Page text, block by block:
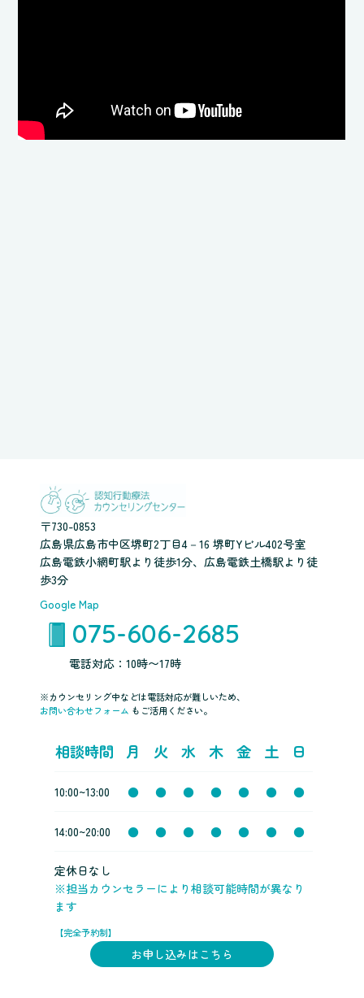
〒730-0853
広島県広島市中区堺町2丁目4－16 堺町Yビル402号室
広島電鉄小網町駅より徒歩1分、広島電鉄土橋駅より徒
歩3分
Google Map
075-606-2685
電話対応：10時〜17時
※カウンセリング中などは電話対応が難しいため、
お問い合わせフォーム もご活用ください。
相談時間 月 火 水 木 金 土 日
10:00~13:00 ● ● ● ● ● ● ●
14:00~20:00 ● ● ● ● ● ● ●
定休日なし
※担当カウンセラーにより相談可能時間が異なり
ます
【完全予約制】
お申し込みはこちら